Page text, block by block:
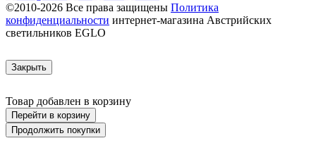
©2010-2026 Все права защищены Политика
конфиденциальности интернет-магазина Австрийских
светильников EGLO
Закрыть
Товар добавлен в корзину
Перейти в корзину
Продолжить покупки